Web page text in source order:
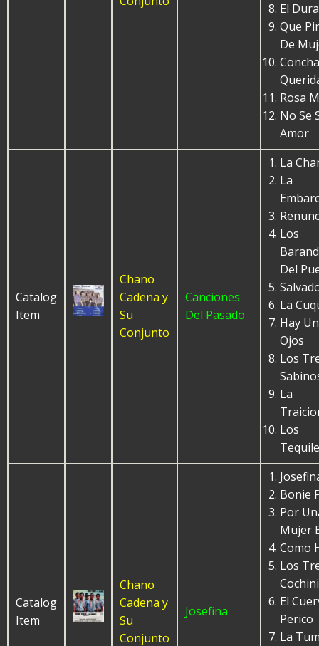
El
Que
De
Concha
Rosa
No Se
Amor
Catalog
Item
Chano
Cadena y
Su
Conjunto
Canciones
Del Pasado
La
La
Los
Del
La
Hay
Ojos
Los
La
Los
Catalog
Item
Chano
Cadena y
Su
Conjunto
Josefina
Bonie
Por
Mujer
Como
Los
El
Perico
La